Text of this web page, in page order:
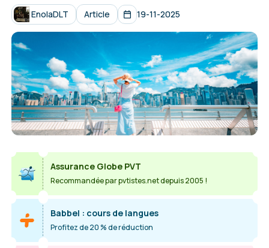
EnolaDLT Article 19-11-2025
Assurance Globe PVT
Recommandée par pvtistes.net depuis 2005 !
Babbel : cours de langues
Profitez de 20 % de réduction